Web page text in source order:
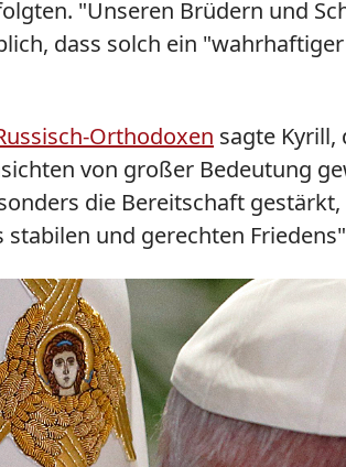
"Unseren Brüdern und
dass solch ein
Orthodoxen sagte Kyrill,
von großer Bedeutung
die Bereitschaft
und gerechten